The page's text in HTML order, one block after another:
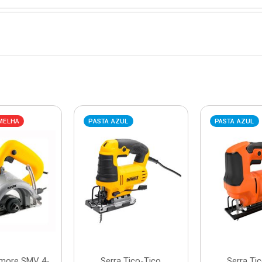
PASTA AZUL PASTA AZUL